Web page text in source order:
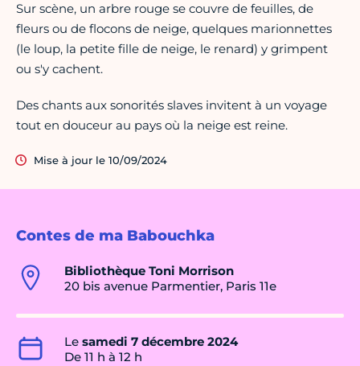
Contes de ma Babouchka
Bibliothèque Toni Morrison
20 bis avenue Parmentier, Paris 11e
Le samedi 7 décembre 2024
De 11 h à 12 h
Sur scène, un arbre rouge se couvre de feuilles, de
fleurs ou de flocons de neige, quelques marionnettes
(le loup, la petite fille de neige, le renard) y grimpent
ou s'y cachent.
Des chants aux sonorités slaves invitent à un voyage
tout en douceur au pays où la neige est reine.
Mise à jour le 10/09/2024